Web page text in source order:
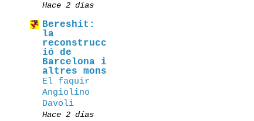
Hace 2 días
Bereshit:
la
reconstrucc
ió de
Barcelona i
altres mons
El faquir
Angiolino
Davoli
Hace 2 días